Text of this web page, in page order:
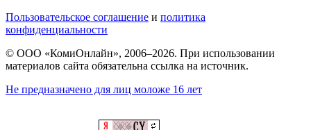
Пользовательское соглашение и политика
конфиденциальности
© ООО «КомиОнлайн», 2006–2026. При использовании
материалов сайта обязательна ссылка на источник.
Не предназначено для лиц моложе 16 лет